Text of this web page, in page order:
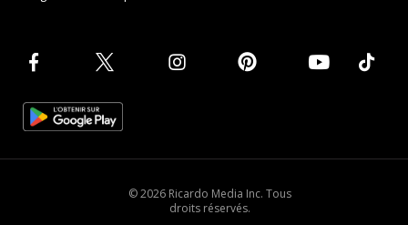
© 2026 Ricardo Media Inc. Tous
droits réservés.